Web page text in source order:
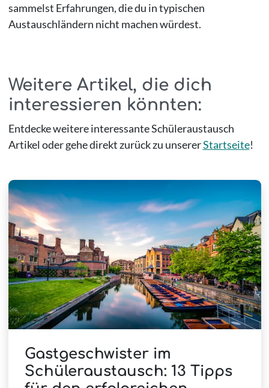
sammelst Erfahrungen, die du in typischen
Austauschländern nicht machen würdest.
Weitere Artikel, die dich
interessieren könnten:
Entdecke weitere interessante Schüleraustausch
Artikel oder gehe direkt zurück zu unsererStartseite!
Gastgeschwister im
Schüleraustausch: 13 Tipps